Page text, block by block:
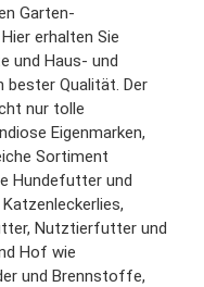
Garten-
erhalten Sie
und Haus- und
bester Qualität. Der
nur tolle
Eigenmarken,
Sortiment
Hundefutter und
Nutztierfutter und
Hof wie
und Brennstoffe,